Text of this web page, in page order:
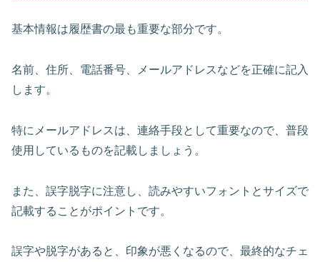
基本情報は履歴書の最も重要な部分です。
名前、住所、電話番号、メールアドレスなどを正確に記入
します。
特にメールアドレスは、連絡手段として重要なので、普段
使用しているものを記載しましょう。
また、 誤字脱字に注意し、読みやすいフォントとサイズで
記載することがポイントです。
誤字や脱字があると、印象が悪くなるので、最終的なチェ